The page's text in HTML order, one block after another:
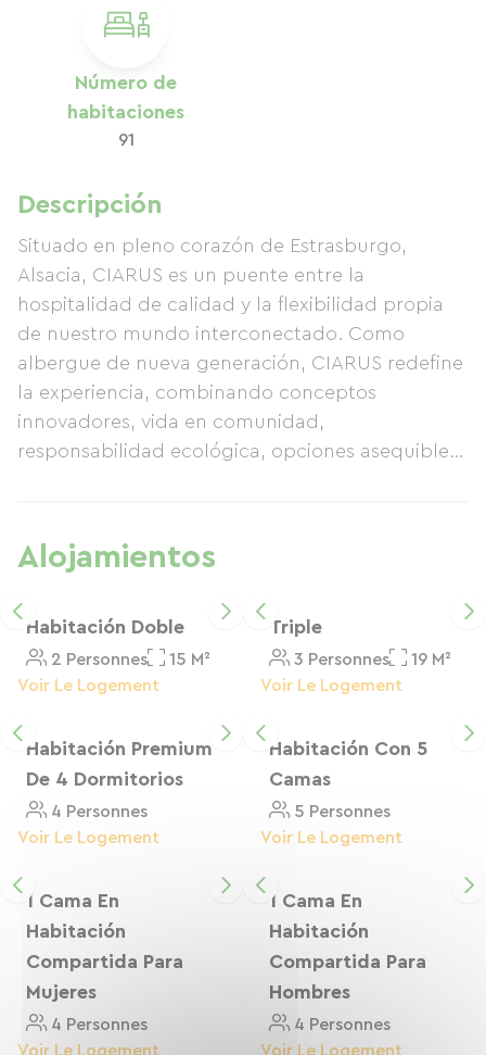
Número de
habitaciones
91
Descripción
Situado en pleno corazón de Estrasburgo,
Alsacia, CIARUS es un puente entre la
hospitalidad de calidad y la flexibilidad propia
de nuestro mundo interconectado. Como
albergue de nueva generación, CIARUS redefine
la experiencia, combinando conceptos
innovadores, vida en comunidad,
responsabilidad ecológica, opciones asequibles
de CIARUS trabaja a diario para limitar el
impacto ambiental de sus actividades mediante
más para sucumbir a los encantos de este
acogedor refugio ecológico y al estilo de vida
típico de Estrasburgo! Tras una noche de
paladar. Disfrute de un delicioso desayuno con
productos frescos y sabores locales: bollería,
panes variados, zumos naturales, mermeladas y
mieles IEP…
Alojamientos
Habitación Doble
2 Personnes
15 M²
Voir Le Logement
Triple
3 Personnes
19 M²
Voir Le Logement
Habitación Premium
De 4 Dormitorios
4 Personnes
Voir Le Logement
Habitación Con 5
Camas
5 Personnes
Voir Le Logement
1 Cama En
Habitación
Compartida Para
Mujeres
4 Personnes
Voir Le Logement
1 Cama En
Habitación
Compartida Para
Hombres
4 Personnes
Voir Le Logement